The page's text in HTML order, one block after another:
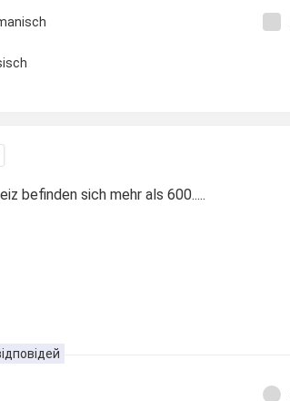
befinden sich mehr als 600.....